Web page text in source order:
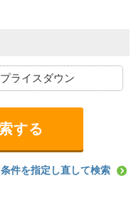
プライスダウン
条件を指定し直して検索